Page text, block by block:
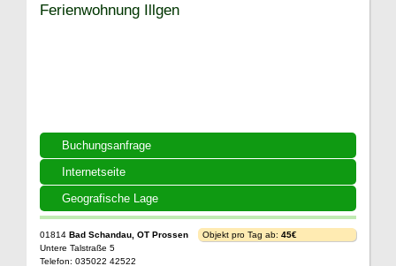
Buchungsanfrage
Internetseite
Geografische Lage
Ferienwohnung Illgen
01814 Bad Schandau, OT Prossen
Untere Talstraße 5
Telefon: 035022 42522
Objekt pro Tag ab: 45€